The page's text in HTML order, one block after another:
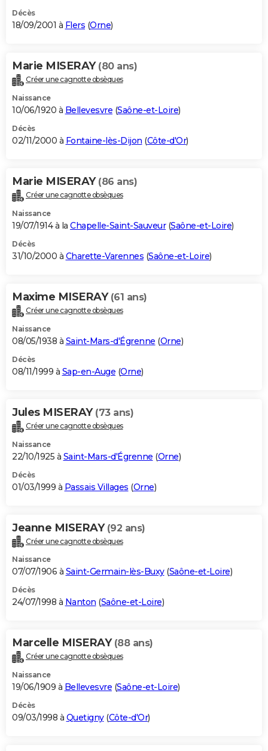
Décès
18/09/2001 à Flers (Orne)
Marie MISERAY (80 ans)
Créer une cagnotte obsèques
Naissance
10/06/1920 à Bellevesvre (Saône-et-Loire)
Décès
02/11/2000 à Fontaine-lès-Dijon (Côte-d'Or)
Marie MISERAY (86 ans)
Créer une cagnotte obsèques
Naissance
19/07/1914 à la Chapelle-Saint-Sauveur(Saône-et-Loire)
Décès
31/10/2000 à Charette-Varennes (Saône-et-Loire)
Maxime MISERAY (61 ans)
Créer une cagnotte obsèques
Naissance
08/05/1938 à Saint-Mars-d'Égrenne (Orne)
Décès
08/11/1999 à Sap-en-Auge (Orne)
Jules MISERAY (73 ans)
Créer une cagnotte obsèques
Naissance
22/10/1925 à Saint-Mars-d'Égrenne (Orne)
Décès
01/03/1999 à Passais Villages (Orne)
Jeanne MISERAY (92 ans)
Créer une cagnotte obsèques
Naissance
07/07/1906 à Saint-Germain-lès-Buxy(Saône-et-Loire)
Décès
24/07/1998 à Nanton (Saône-et-Loire)
Marcelle MISERAY (88 ans)
Créer une cagnotte obsèques
Naissance
19/06/1909 à Bellevesvre (Saône-et-Loire)
Décès
09/03/1998 à Quetigny(Côte-d'Or)